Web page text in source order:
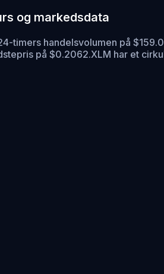
og markedsdata
timers handelsvolumen på
på $0.2062.XLM har et